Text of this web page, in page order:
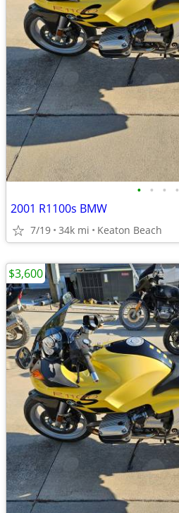
• • • •
2001 R1100s BMW
7/19 34k mi Keaton Beach
$3,600